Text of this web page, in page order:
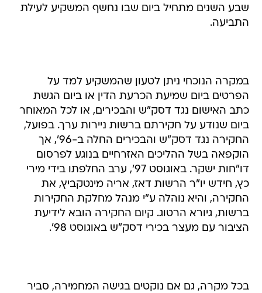
שבע השנים מתחיל ביום שבו נחשף המשקיע לעילת
התביעה.
במקרה הנוכחי ניתן לטעון שהמשקיע למד על
הפרטים ביום שמיעת הכרעת הדין או ביום הגשת
כתב האישום נגד דסק"ש והבכירים, או לכל המאוחר
ביום שנודע על חקירתם ברשות ניירות ערך. בפועל,
החקירה נגד דסק"ש והבכירים החלה ב-96', אך
הוקפאה בשל ההליכים האזרחיים בנוגע לפרסום
דו"חות ישקר. באוגוסט 97', ערב החלפתו בידי מירי
כץ, חידש יו"ר הרשות דאז, אריה מינטקביץ, את
החקירה, והיא נוהלה ע"י מנהל מחלקת החקירות
ברשות, גיורא הרטוג. קיום החקירה הובא לידיעת
הציבור עם מעצר בכירי דסק"ש באוגוסט 98'.
בכל מקרה, גם אם נוקטים בגישה המחמירה, סביר